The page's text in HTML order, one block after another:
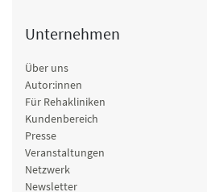
Unternehmen
Über uns
Autor:innen
Für Rehakliniken
Kundenbereich
Presse
Veranstaltungen
Netzwerk
Newsletter